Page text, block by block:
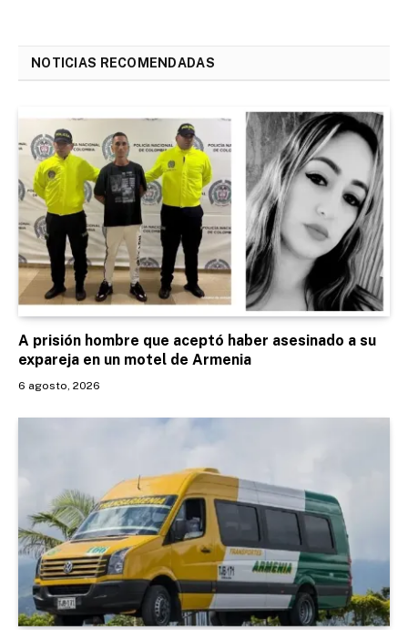
NOTICIAS RECOMENDADAS
A prisión hombre que aceptó haber asesinado a su
expareja en un motel de Armenia
6 agosto, 2026